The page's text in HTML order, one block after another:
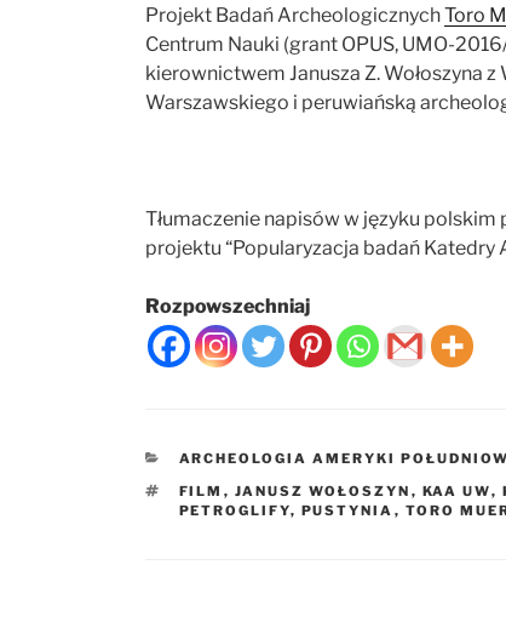
Projekt Badań ArcheologicznychToro
Centrum Nauki (grant OPUS, UMO-
kierownictwem Janusza Z. Wołoszyna
Warszawskiego i peruwiańską
Tłumaczenie napisów w języku
projektu “Popularyzacja badań
Rozpowszechniaj
KATEGORIE
ARCHEOLOGIA AMERYKI
TAGI
FILM , JANUSZ WOŁOSZYN , KAA UW,
PETROGLIFY, PUSTYNIA , TORO